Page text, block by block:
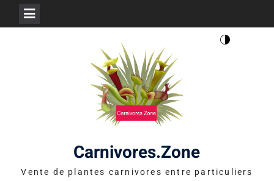
Carnivores.Zone
Vente de plantes carnivores entre particuliers